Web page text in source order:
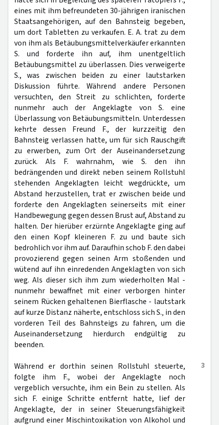
eines mit ihm befreundeten 30-jährigen iranischen
Staatsangehörigen, auf den Bahnsteig begeben,
um dort Tabletten zu verkaufen. E. A. trat zu dem
von ihm als Betäubungsmittelverkäufer erkannten
S. und forderte ihn auf, ihm unentgeltlich
Betäubungsmittel zu überlassen. Dies verweigerte
S., was zwischen beiden zu einer lautstarken
Diskussion führte. Während andere Personen
versuchten, den Streit zu schlichten, forderte
nunmehr auch der Angeklagte von S. eine
Überlassung von Betäubungsmitteln. Unterdessen
kehrte dessen Freund F., der kurzzeitig den
Bahnsteig verlassen hatte, um für sich Rauschgift
zu erwerben, zum Ort der Auseinandersetzung
zurück. Als F. wahrnahm, wie S. den ihn
bedrängenden und direkt neben seinem Rollstuhl
stehenden Angeklagten leicht wegdrückte, um
Abstand herzustellen, trat er zwischen beide und
forderte den Angeklagten seinerseits mit einer
Handbewegung gegen dessen Brust auf, Abstand zu
halten. Der hierüber erzürnte Angeklagte ging auf
den einen Kopf kleineren F. zu und baute sich
bedrohlich vor ihm auf. Daraufhin schob F. den dabei
provozierend gegen seinen Arm stoßenden und
wütend auf ihn einredenden Angeklagten von sich
weg. Als dieser sich ihm zum wiederholten Mal -
nunmehr bewaffnet mit einer verborgen hinter
seinem Rücken gehaltenen Bierflasche - lautstark
auf kurze Distanz näherte, entschloss sich S.‚ in den
vorderen Teil des Bahnsteigs zu fahren, um die
Auseinandersetzung hierdurch endgültig zu
beenden.
3
Während er dorthin seinen Rollstuhl steuerte,
folgte ihm F., wobei der Angeklagte noch
vergeblich versuchte, ihm ein Bein zu stellen. Als
sich F. einige Schritte entfernt hatte, lief der
Angeklagte, der in seiner Steuerungsfähigkeit
aufgrund einer Mischintoxikation von Alkohol und